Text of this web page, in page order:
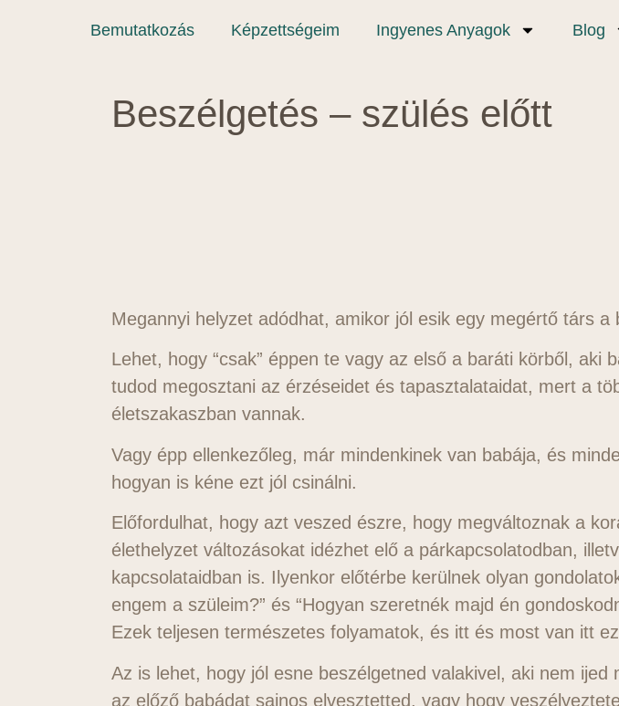
Bemutatkozás Képzettségeim Ingyenes Anyagok Blog
Beszélgetés – szülés előtt
Megannyi helyzet adódhat, amikor jól esik egy megértő társ a
Lehet, hogy “csak” éppen te vagy az első a baráti körből, aki
tudod megosztani az érzéseidet és tapasztalataidat, mert a
életszakaszban vannak.
Vagy épp ellenkezőleg, már mindenkinek van babája, és
hogyan is kéne ezt jól csinálni.
Előfordulhat, hogy azt veszed észre, hogy megváltoznak a
élethelyzet változásokat idézhet elő a párkapcsolatodban,
kapcsolataidban is. Ilyenkor előtérbe kerülnek olyan
engem a szüleim?” és “Hogyan szeretnék majd én
Ezek teljesen természetes folyamatok, és itt és most van itt
Az is lehet, hogy jól esne beszélgetned valakivel, aki nem ijed
az előző babádat sajnos elvesztetted, vagy hogy